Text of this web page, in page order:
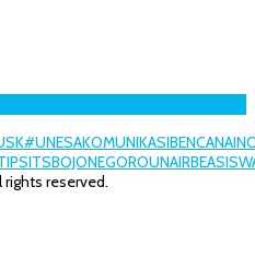
#UNESAKOMUNIKASIBENCANA
ITSBOJONEGOROUNAIR
rights reserved.